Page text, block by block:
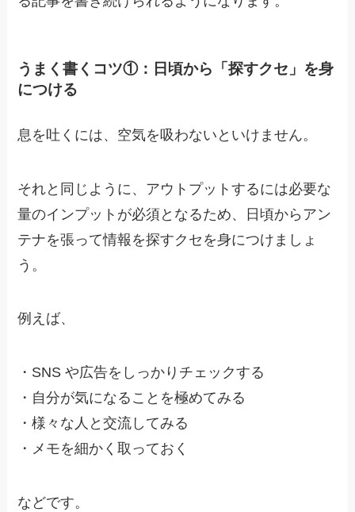
うまく書くコツ①：日頃から「探すクセ」を身
につける
息を吐くには、空気を吸わないといけません。
それと同じように、アウトプットするには必要な
量のインプットが必須となるため、
日頃からアン
テナを張って情報を探すクセを身につけましょ
う。
例えば、
・ SNS や広告をしっかりチェックする
・ 自分が気になることを極めてみる
・様々な人と交流してみる
・ メモを細かく取っておく
などです。